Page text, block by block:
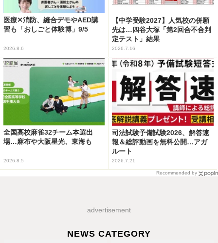
医療✕消防、縫合デモやAED講
習も「おしごと体験博」9/5
2026.8.6
【中学受験2027】人気校の併願
先は…四谷大塚「第2回合不合判
定テスト」結果
2026.7.16
全国高校麻雀32チーム本選出
場…麻布や大阪星光、東海も
2026.8.5
司法試験予備試験2026、解答速
報＆総評動画を無料公開…アガ
ルート
2026.7.21
Recommended by
advertisement
NEWS CATEGORY